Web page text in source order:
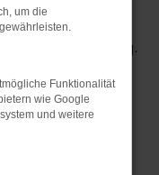
Preishit für Hamburg.
gebraucht sind,
zum ersten Mal
es ebenfalls auf den
Meisterwerkstatt
um die
Funktionalität
wie Google
und weitere